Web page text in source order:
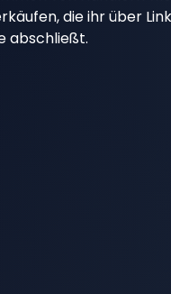
die ihr über
abschließt.